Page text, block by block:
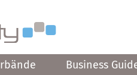
Business